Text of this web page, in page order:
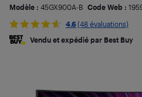
Modèle : 45GX900A-B Code Web :
4.6 (48 évaluations)
Vendu et expédié par Best Buy